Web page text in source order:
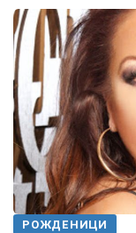
РОЖДЕНИЦИ